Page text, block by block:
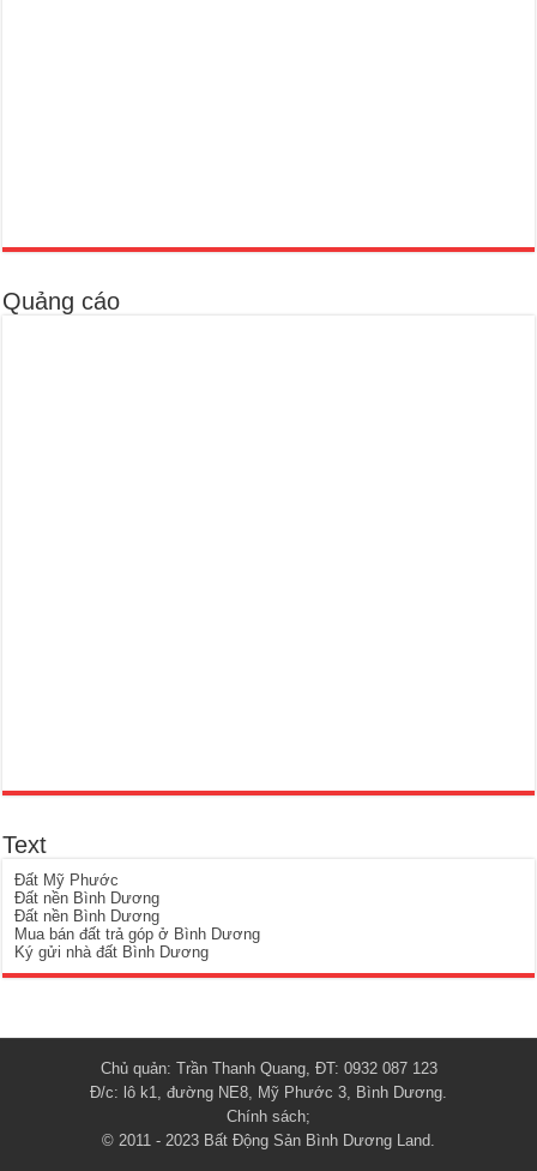
Quảng cáo
Text
Đất Mỹ Phước
Đất nền Bình Dương
Đất nền Bình Dương
Mua bán đất trả góp ở Bình Dương
Ký gửi nhà đất Bình Dương
Chủ quản: Trần Thanh Quang, ĐT: 0932 087 123
Đ/c: lô k1, đường NE8, Mỹ Phước 3, Bình Dương.
Chính sách;
© 2011 - 2023 Bất Động Sản Bình Dương Land